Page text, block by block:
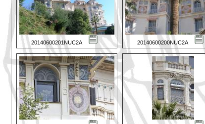
20140600201NUC2A 20140600200NUC2A